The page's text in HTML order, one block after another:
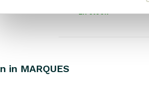
• En stock
in MARQUES